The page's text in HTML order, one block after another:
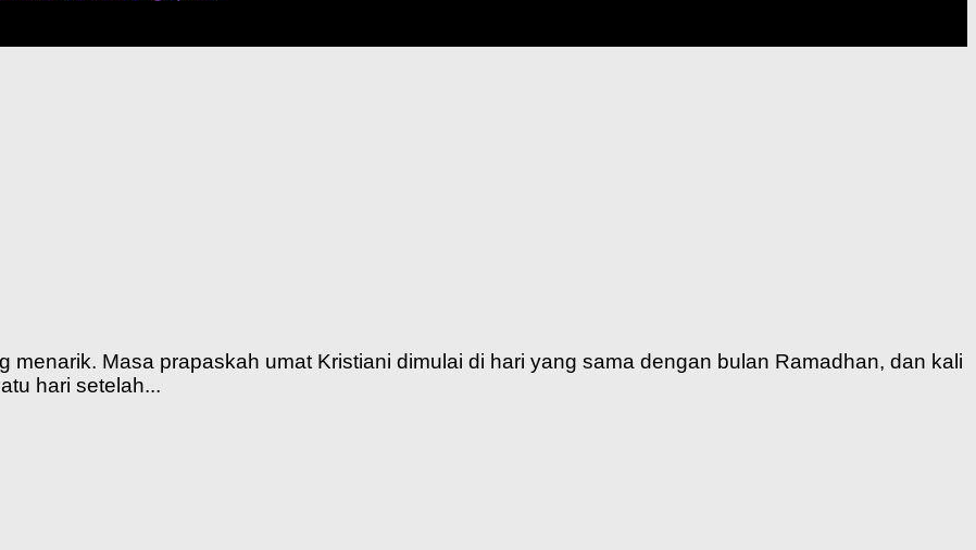
menarik. Masa prapaskah umat Kristiani dimulai di hari yang sama dengan bulan Ramadhan, dan kali
hari setelah...